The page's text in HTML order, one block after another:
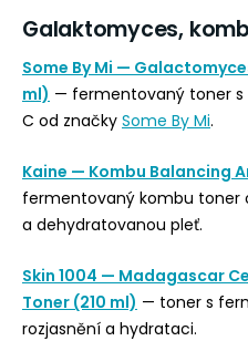
Galaktomyces,
Some By Mi —
ml) — fermentovaný toner
C od značky Some By Mi.
Kaine — Kombu Balancing
fermentovaný kombu toner
a dehydratovanou pleť.
Skin 1004 — Madagascar
Toner (210 ml) — toner s
rozjasnění a hydrataci.